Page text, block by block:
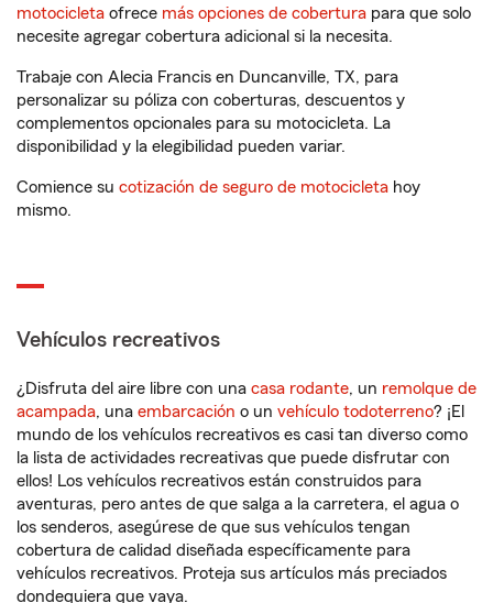
motocicleta ofrece más opciones de cobertura para que solo
necesite agregar cobertura adicional si la necesita.
Trabaje con Alecia Francis en Duncanville, TX, para
personalizar su póliza con coberturas, descuentos y
complementos opcionales para su motocicleta. La
disponibilidad y la elegibilidad pueden variar.
Comience su cotización de seguro de motocicleta hoy
mismo.
Vehículos recreativos
¿Disfruta del aire libre con una casa rodante, un remolque de
acampada, una embarcación o un vehículo todoterreno? ¡El
mundo de los vehículos recreativos es casi tan diverso como
la lista de actividades recreativas que puede disfrutar con
ellos! Los vehículos recreativos están construidos para
aventuras, pero antes de que salga a la carretera, el agua o
los senderos, asegúrese de que sus vehículos tengan
cobertura de calidad diseñada específicamente para
vehículos recreativos. Proteja sus artículos más preciados
dondequiera que vaya.